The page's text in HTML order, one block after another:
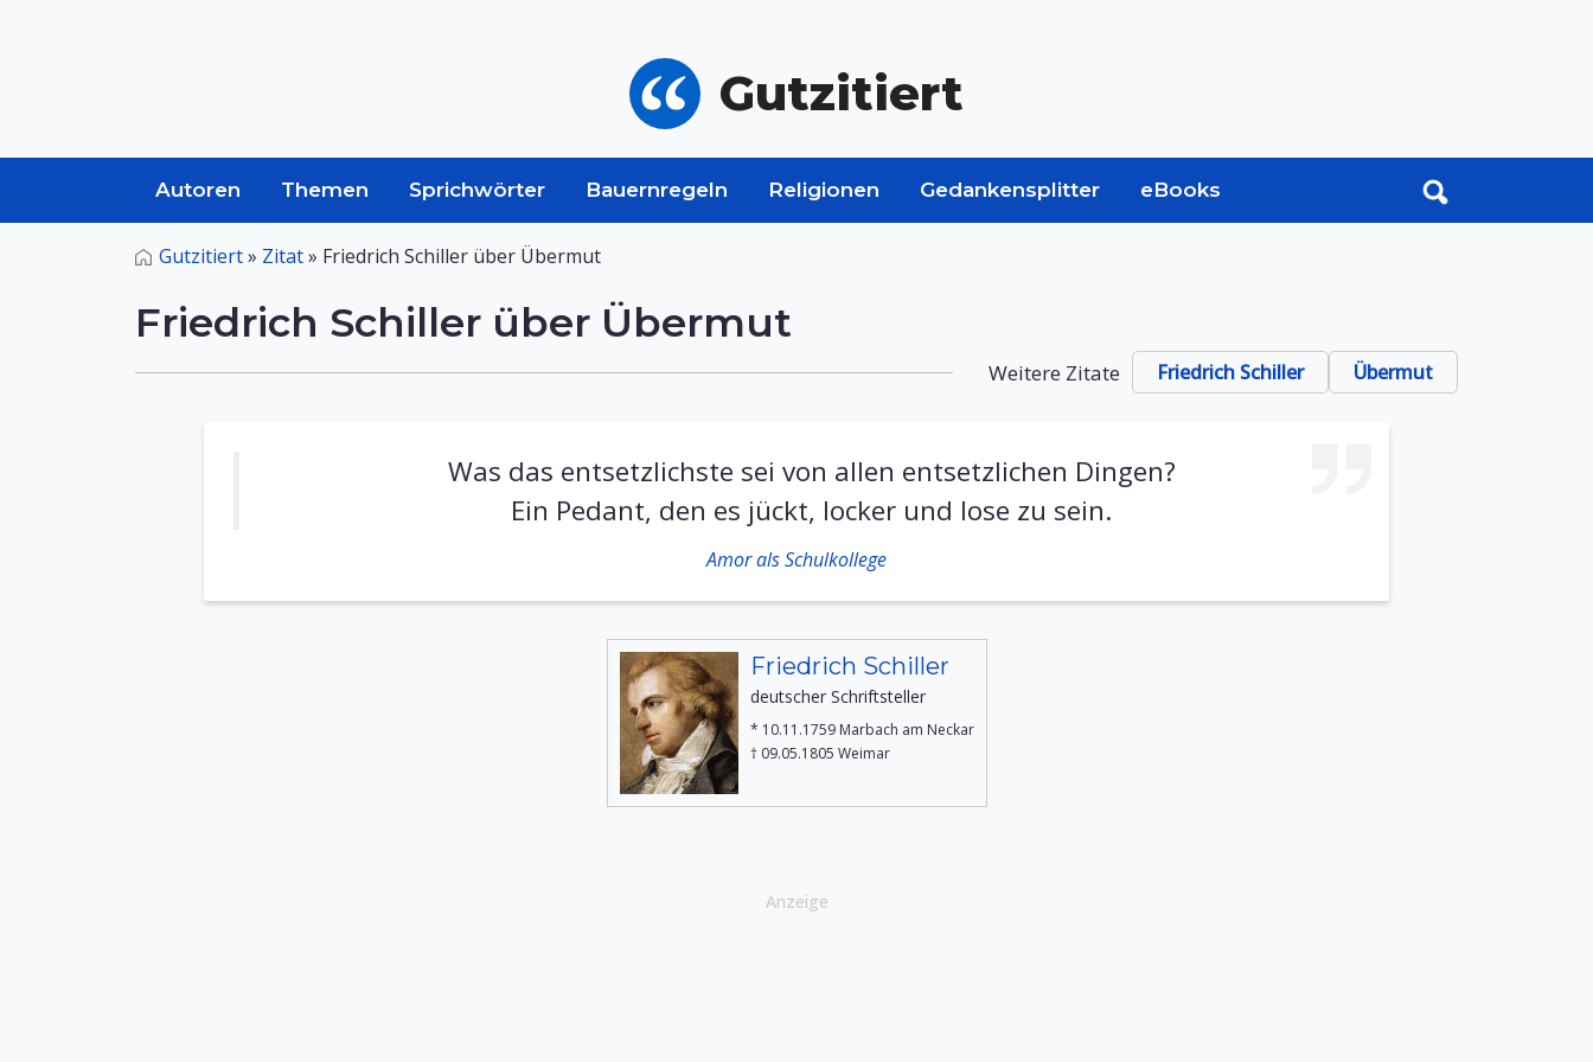
Gutzitiert
Autoren Themen Sprichwörter Bauernregeln Religionen Gedankensplitter eBooks
Gutzitiert» Zitat» Friedrich Schiller über Übermut
Friedrich Schiller über Übermut
Weitere Zitate Friedrich Schiller Übermut
Was das entsetzlichste sei von allen entsetzlichen Dingen?
Ein Pedant, den es jückt, locker und lose zu sein.
Amor als Schulkollege
Friedrich Schiller
deutscher Schriftsteller
* 10.11.1759 Marbach am Neckar
† 09.05.1805 Weimar
Anzeige